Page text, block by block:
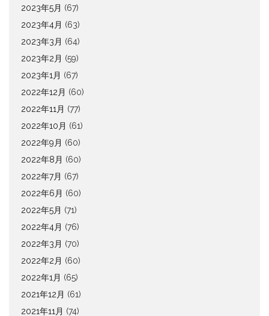
2023年5月 (67)
2023年4月 (63)
2023年3月 (64)
2023年2月 (59)
2023年1月 (67)
2022年12月 (60)
2022年11月 (77)
2022年10月 (61)
2022年9月 (60)
2022年8月 (60)
2022年7月 (67)
2022年6月 (60)
2022年5月 (71)
2022年4月 (76)
2022年3月 (70)
2022年2月 (60)
2022年1月 (65)
2021年12月 (61)
2021年11月 (74)